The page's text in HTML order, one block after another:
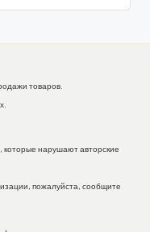
товаров.
нарушают авторские
пожалуйста, сообщите